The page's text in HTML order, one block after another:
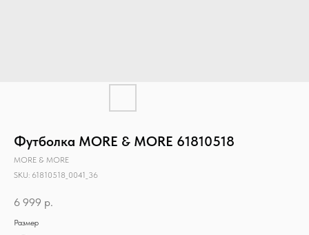
Футболка MORE & MORE 61810518
MORE & MORE
SKU: 61810518_0041_36
6 999 р.
Размер